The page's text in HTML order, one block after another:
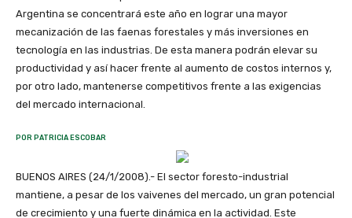
Argentina se concentrará este año en lograr una mayor
mecanización de las faenas forestales y más inversiones en
tecnología en las industrias. De esta manera podrán elevar su
productividad y así hacer frente al aumento de costos internos y,
por otro lado, mantenerse competitivos frente a las exigencias
del mercado internacional.
POR PATRICIA ESCOBAR
BUENOS AIRES (24/1/2008).- El sector foresto-industrial
mantiene, a pesar de los vaivenes del mercado, un gran potencial
de crecimiento y una fuerte dinámica en la actividad. Este